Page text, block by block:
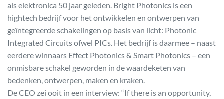
als elektronica 50 jaar geleden. Bright Photonics is een
hightech bedrijf voor het ontwikkelen en ontwerpen van
geïntegreerde schakelingen op basis van licht: Photonic
Integrated Circuits ofwel PICs. Het bedrijf is daarmee – naast
eerdere winnaars Effect Photonics & Smart Photonics – een
onmisbare schakel geworden in de waardeketen van
bedenken, ontwerpen, maken en kraken.
De CEO zei ooit in een interview: “If there is an opportunity,